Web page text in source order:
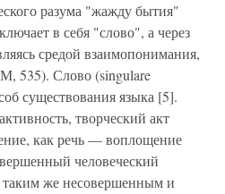
разума "жажду бытия"
в себя "слово", а через
средой взаимопонимания,
535). Слово (singulare
существования языка [5].
творческий акт
как речь — воплощение
человеческий
же несовершенным и